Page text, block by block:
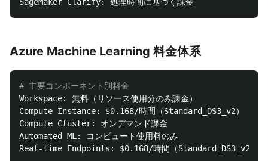
Azure Machine Learning 料金体系
# 主要コンポーネント別料金
Workspace: 無料（リソース使用分のみ課金）
Compute Instance: $0.168/時間（Standard_DS3_v2）
Compute Cluster: オンデマンド課金
Automated ML: コンピュート使用料のみ
Real-time Endpoints: $0.168/時間（Standard_DS3_v2）